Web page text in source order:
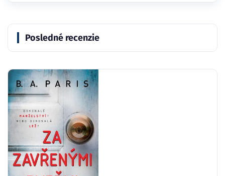
Posledné recenzie